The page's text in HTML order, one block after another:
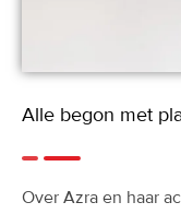
Alle begon met
Over Azra en haar